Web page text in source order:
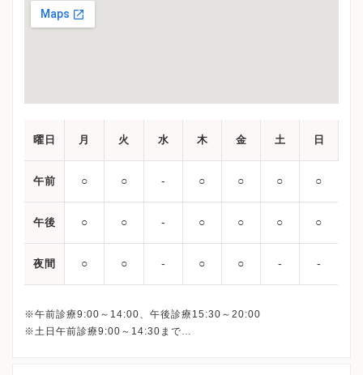
曜日 月 火 水 木 金 土 日
午前 ○ ○ ‐ ○ ○ ○ ○
午後 ○ ○ ‐ ○ ○ ○ ○
夜間 ○ ○ ‐ ○ ○ ‐ ‐
※午前診療9:00～14:00、午後診療15:30～20:00
※土日午前診療9:00～14:30まで